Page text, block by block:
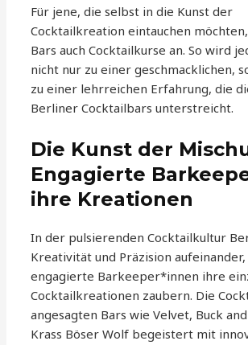
Für jene, die selbst in die Kunst der
Cocktailkreation eintauchen
Bars auch Cocktailkurse an. So wird
nicht nur zu einer geschmacklichen,
zu einer lehrreichen Erfahrung, die
Berliner Cocktailbars unterstreicht.
Die Kunst der
Engagierte
ihre Kreationen
In der pulsierenden Cocktailkultur
Kreativität und Präzision
engagierte Barkeeper*innen ihre
Cocktailkreationen zaubern. Die
angesagten Bars wie Velvet, Buck
Krass Böser Wolf begeistert mit